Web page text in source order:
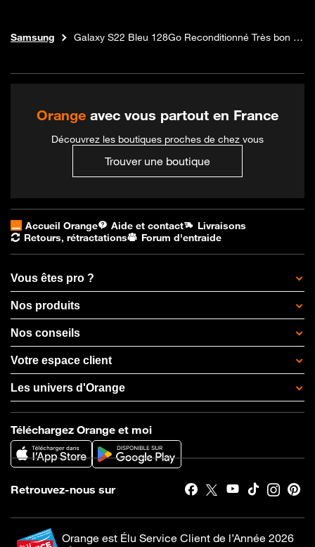
Boutique Orange
Téléphones et forfaits
Samsung Galaxy S22 Bleu 128Go Reconditionné Très bon état